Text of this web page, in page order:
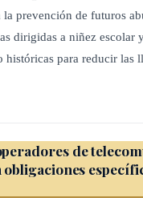
en la Ley 7801, Ley del
30 de abril de 1998.
el inciso anterior por el
las Mujeres
de atención de la
prevención de futuros
dirigidas a niñez escolar
históricas para reducir las
de